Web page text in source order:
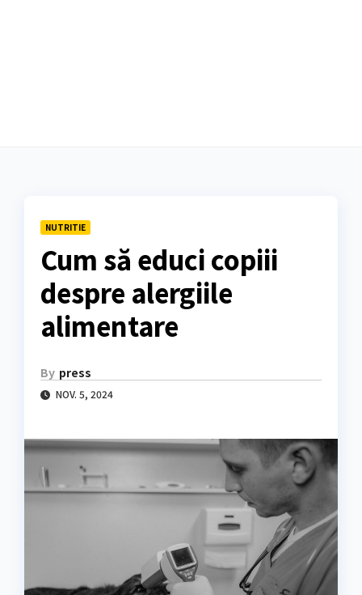
NUTRITIE
Cum să educi copiii
despre alergiile
alimentare
By press
NOV. 5, 2024